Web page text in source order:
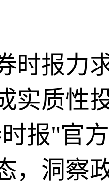
时报力
实质性
报"官
，洞察